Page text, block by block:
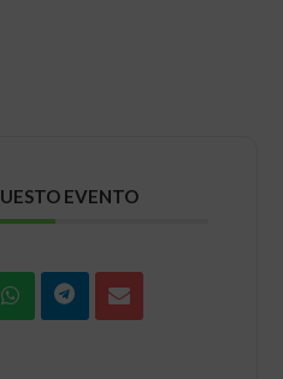
EVENTO